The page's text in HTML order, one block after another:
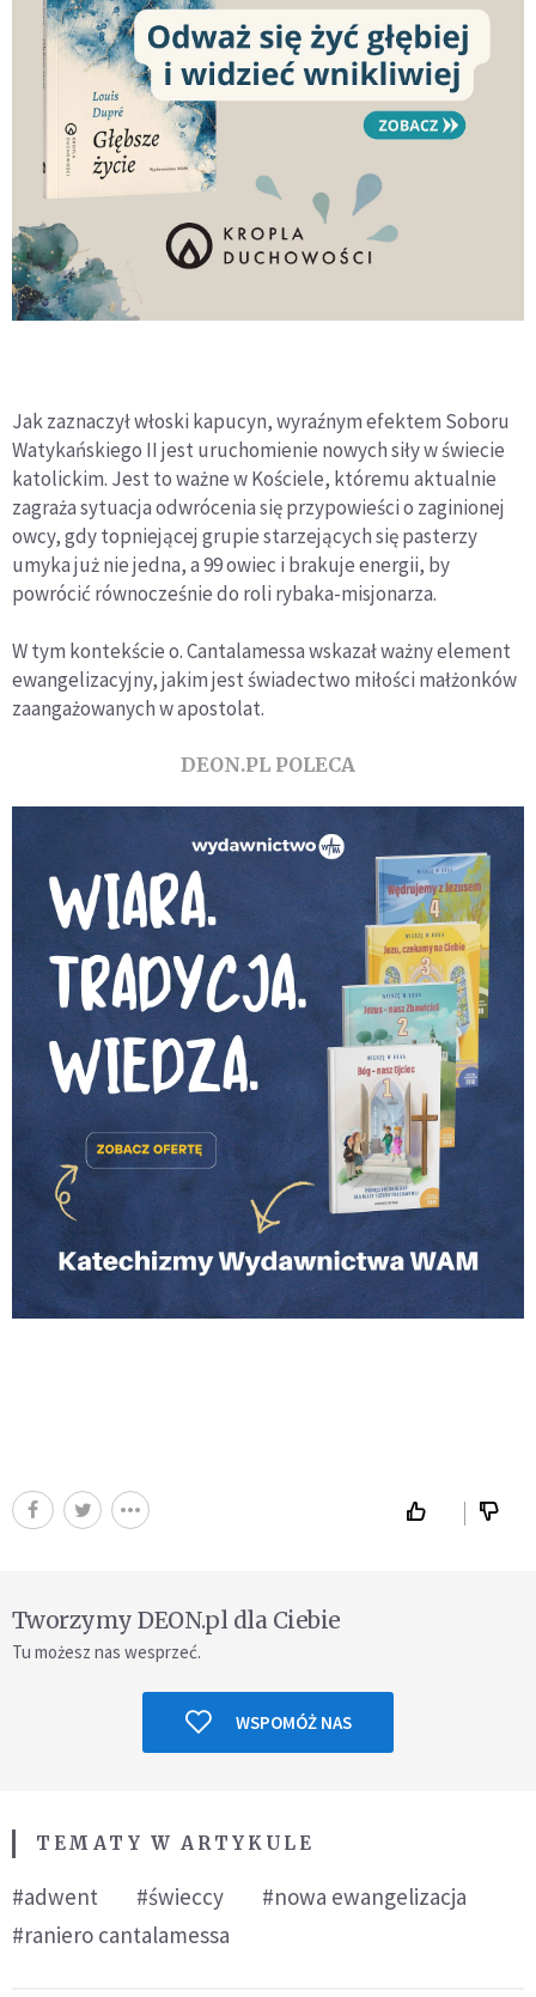
Jak zaznaczył włoski kapucyn, wyraźnym efektem Soboru
Watykańskiego II jest uruchomienie nowych siły w świecie
katolickim. Jest to ważne w Kościele, któremu aktualnie
zagraża sytuacja odwrócenia się przypowieści o zaginionej
owcy, gdy topniejącej grupie starzejących się pasterzy
umyka już nie jedna, a 99 owiec i brakuje energii, by
powrócić równocześnie do roli rybaka-misjonarza.
W tym kontekście o. Cantalamessa wskazał ważny element
ewangelizacyjny, jakim jest świadectwo miłości małżonków
zaangażowanych w apostolat.
DEON.PL POLECA
Tworzymy DEON.pl dla Ciebie
Tu możesz nas wesprzeć.
WSPOMÓŻ NAS
TEMATY W ARTYKULE
#adwent #świeccy
#nowa ewangelizacja
#raniero cantalamessa